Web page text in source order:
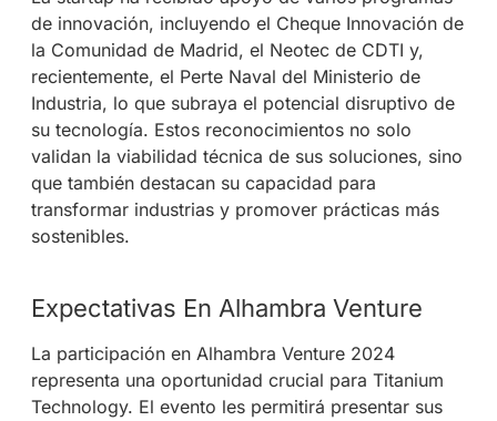
de innovación, incluyendo el Cheque Innovación de
la Comunidad de Madrid, el Neotec de CDTI y,
recientemente, el Perte Naval del Ministerio de
Industria, lo que subraya el potencial disruptivo de
su tecnología. Estos reconocimientos no solo
validan la viabilidad técnica de sus soluciones, sino
que también destacan su capacidad para
transformar industrias y promover prácticas más
sostenibles.
Expectativas En Alhambra Venture
La participación en Alhambra Venture 2024
representa una oportunidad crucial para Titanium
Technology. El evento les permitirá presentar sus